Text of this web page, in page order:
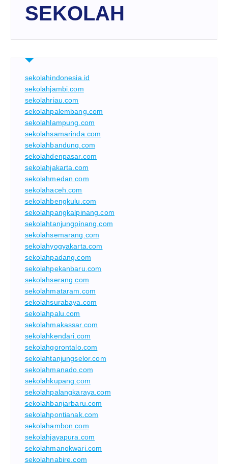
SEKOLAH
sekolahindonesia.id
sekolahjambi.com
sekolahriau.com
sekolahpalembang.com
sekolahlampung.com
sekolahsamarinda.com
sekolahbandung.com
sekolahdenpasar.com
sekolahjakarta.com
sekolahmedan.com
sekolahaceh.com
sekolahbengkulu.com
sekolahpangkalpinang.com
sekolahtanjungpinang.com
sekolahsemarang.com
sekolahyogyakarta.com
sekolahpadang.com
sekolahpekanbaru.com
sekolahserang.com
sekolahmataram.com
sekolahsurabaya.com
sekolahpalu.com
sekolahmakassar.com
sekolahkendari.com
sekolahgorontalo.com
sekolahtanjungselor.com
sekolahmanado.com
sekolahkupang.com
sekolahpalangkaraya.com
sekolahbanjarbaru.com
sekolahpontianak.com
sekolahambon.com
sekolahjayapura.com
sekolahmanokwari.com
sekolahnabire.com